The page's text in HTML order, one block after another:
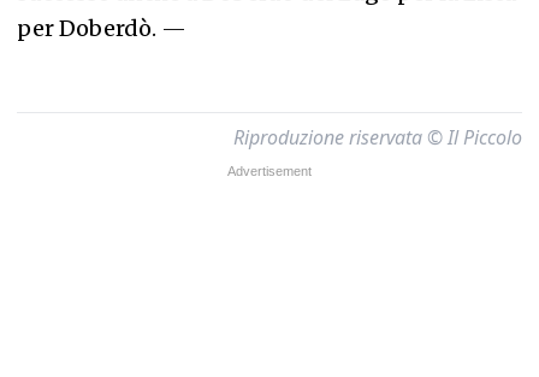
per Doberdò. —
Riproduzione riservata © Il Piccolo